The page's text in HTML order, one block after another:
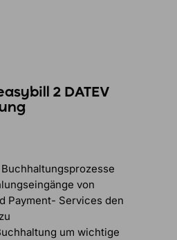
2 DATEV
von
Payment- Services den
um wichtige